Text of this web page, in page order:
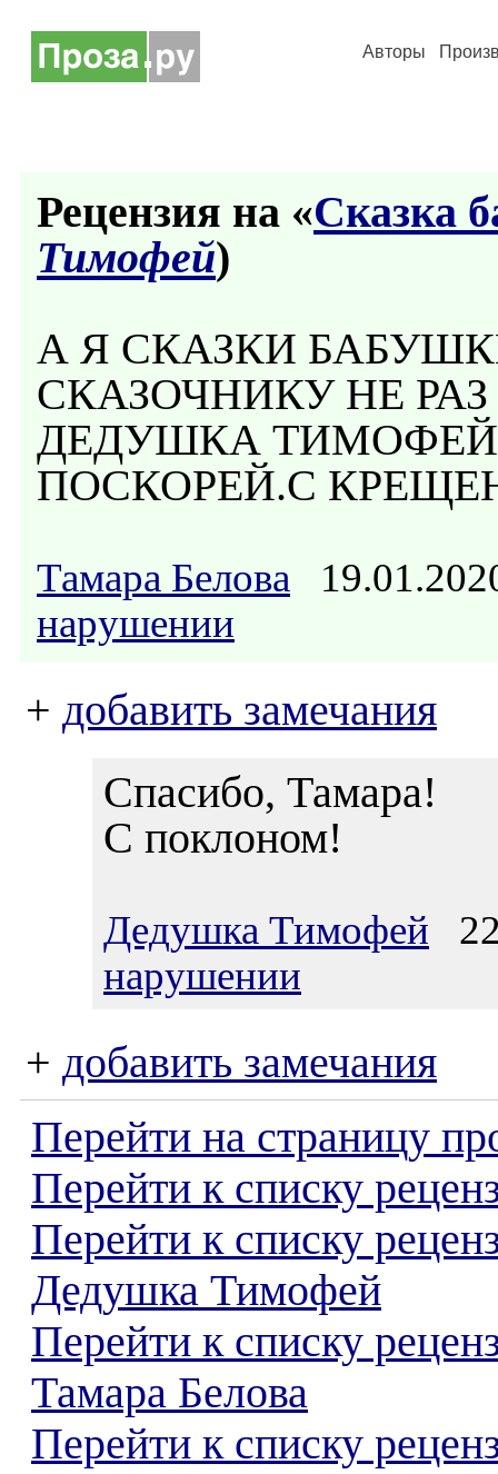
Авторы
Рецензия на «Сказка
Тимофей)
А Я СКАЗКИ
СКАЗОЧНИКУ НЕ
ДЕДУШКА
ПОСКОРЕЙ.С
Тамара Белова
нарушении
+ добавить замечания
Спасибо, Тамара!
С поклоном!
Дедушка Тимофей
нарушении
+ добавить замечания
Перейти на страницу
Перейти к списку
Перейти к списку
Дедушка Тимофей
Перейти к списку
Тамара Белова
Перейти к списку